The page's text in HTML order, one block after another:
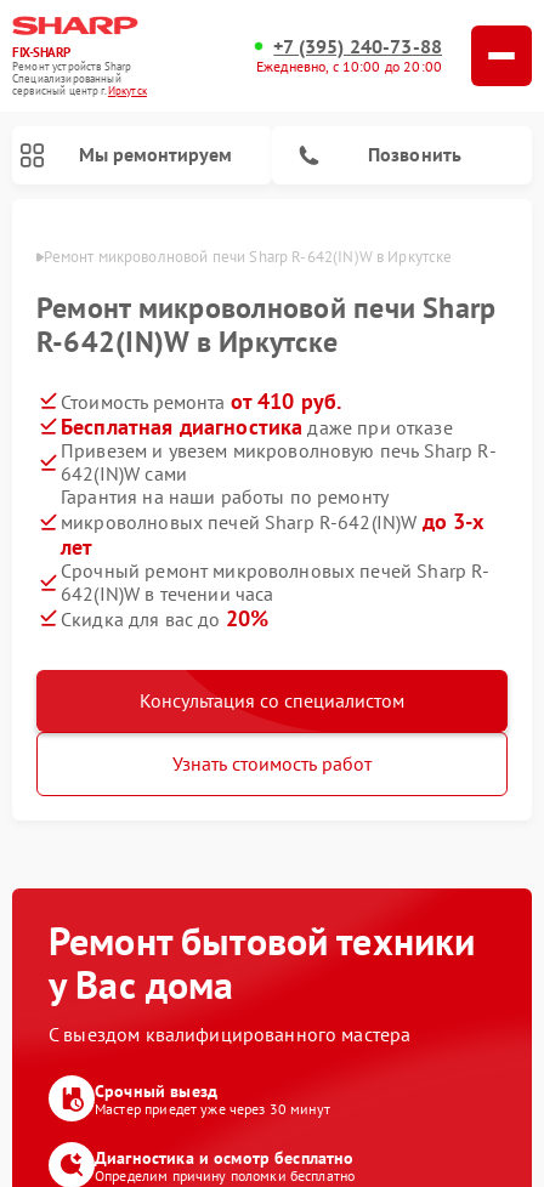
FIX-SHARP
Ремонт устройств Sharp
Специализированный
cервисный центр г.Иркутск
+7 (395) 240-73-88
Ежедневно, с 10:00 до 20:00
Мы ремонтируем Позвонить
Ремонт микроволновой печи Sharp R-642(IN)W в Иркутске
Ремонт микроволновой печи Sharp
R-642(IN)W в Иркутске
Стоимость ремонта от 410 руб.
Бесплатная диагностика даже при отказе
Привезем и увезем микроволновую печь Sharp R-
642(IN)W сами
Гарантия на наши работы по ремонту
микроволновых печей Sharp R-642(IN)W до 3-х
лет
Срочный ремонт микроволновых печей Sharp R-
642(IN)W в течении часа
Скидка для вас до 20%
Консультация со специалистом
Узнать стоимость работ
Ремонт бытовой техники
у Вас дома
С выездом квалифицированного мастера
Срочный выезд
Мастер приедет уже через 30 минут
Диагностика и осмотр бесплатно
Определим причину поломки бесплатно